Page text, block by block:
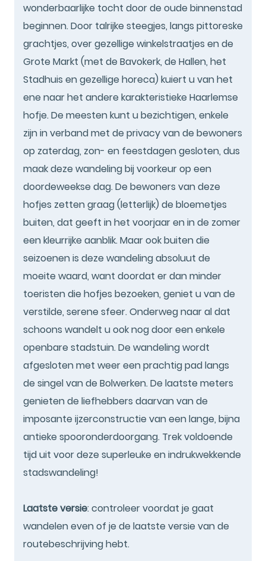
wonderbaarlijke tocht door de oude binnenstad
beginnen. Door talrijke steegjes, langs pittoreske
grachtjes, over gezellige winkelstraatjes en de
Grote Markt (met de Bavokerk, de Hallen, het
Stadhuis en gezellige horeca) kuiert u van het
ene naar het andere karakteristieke Haarlemse
hofje. De meesten kunt u bezichtigen, enkele
zijn in verband met de privacy van de bewoners
op zaterdag, zon- en feestdagen gesloten, dus
maak deze wandeling bij voorkeur op een
doordeweekse dag. De bewoners van deze
hofjes zetten graag (letterlijk) de bloemetjes
buiten, dat geeft in het voorjaar en in de zomer
een kleurrijke aanblik. Maar ook buiten die
seizoenen is deze wandeling absoluut de
moeite waard, want doordat er dan minder
toeristen die hofjes bezoeken, geniet u van de
verstilde, serene sfeer. Onderweg naar al dat
schoons wandelt u ook nog door een enkele
openbare stadstuin. De wandeling wordt
afgesloten met weer een prachtig pad langs
de singel van de Bolwerken. De laatste meters
genieten de liefhebbers daarvan van de
imposante ijzerconstructie van een lange, bijna
antieke spooronderdoorgang. Trek voldoende
tijd uit voor deze superleuke en indrukwekkende
stadswandeling!
Laatste versie: controleer voordat je gaat
wandelen even of je de laatste versie van de
routebeschrijving hebt.